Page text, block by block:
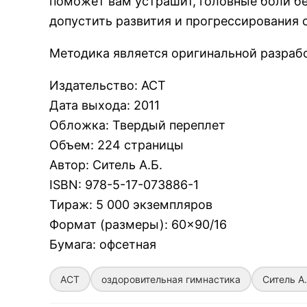
допустить развития и
Методика является оригинальной
Издательство: АСТ
Дата выхода: 2011
Обложка: Твердый переплет
Объем: 224 страницы
Автор: Ситель А.Б.
ISBN: 978-5-17-073886-1
Тираж: 5 000 экземпляров
Формат (размеры): 60×90/16
Бумага: офсетная
АСТ оздоровительная гимнастика Ситель